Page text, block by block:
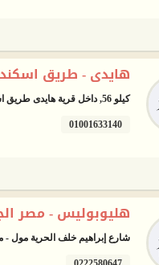
هايدى - طريق
كيلو 56, داخل قرية هايدى طريق اسكندرية مطروح الصحراوى
01001633140
هليوبوليس - مصر
شارع إبراهيم خلف الحرية مول -